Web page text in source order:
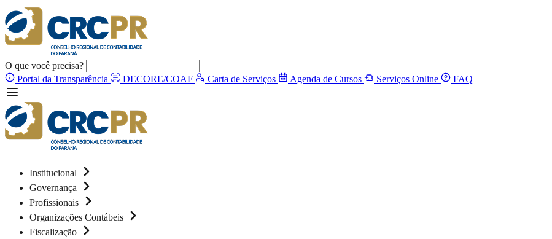
O que você precisa?
Portal da Transparência
DECORE/COAF Carta de Serviços Agenda de Cursos Serviços Online FAQ
Institucional
Governança
Profissionais
Organizações Contábeis
Fiscalização